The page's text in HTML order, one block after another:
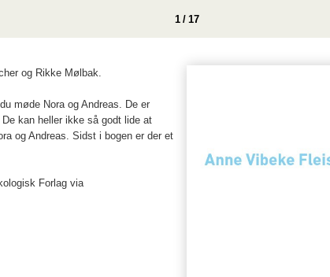
1 / 17
og Rikke Mølbak.
møde Nora og Andreas. De er
kan heller ikke så godt lide at
og Andreas. Sidst i bogen er der et
Forlag via